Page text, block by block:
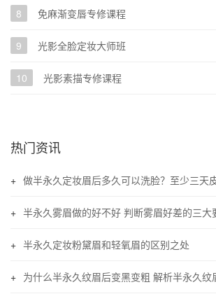
8 免麻渐变唇专修课程
9 光影全脸定妆大师班
10 光影素描专修课程
热门资讯
做半永久定妆眉后多久可以洗脸？至少三天
半永久雾眉做的好不好 判断雾眉好差的三大
半永久定妆粉黛眉和轻氧眉的区别之处
为什么半永久纹眉后变黑变粗 解析半永久纹